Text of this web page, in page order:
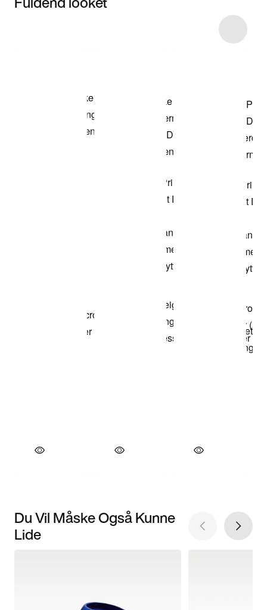
Du Vil Måske Også Kunne
Lide